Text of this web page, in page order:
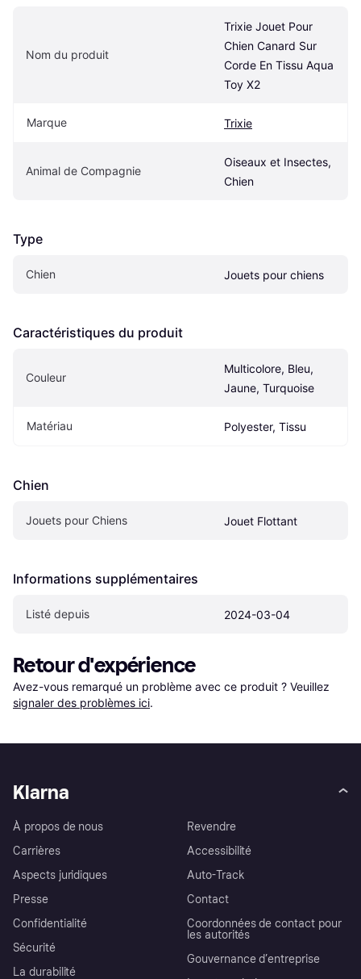
Nom du produit
Trixie Jouet Pour
Chien Canard Sur
Corde En Tissu Aqua
Toy X2
Marque Trixie
Animal de Compagnie
Oiseaux et Insectes,
Chien
Type
Chien Jouets pour chiens
Caractéristiques du produit
Couleur
Multicolore, Bleu,
Jaune, Turquoise
Matériau Polyester, Tissu
Chien
Jouets pour Chiens Jouet Flottant
Informations supplémentaires
Listé depuis 2024-03-04
Retour d'expérience
Avez-vous remarqué un problème avec ce produit ? Veuillez
signaler des problèmes ici.
Klarna
À propos de nous
Carrières
Aspects juridiques
Presse
Confidentialité
Sécurité
La durabilité
Revendre
Accessibilité
Auto-Track
Contact
Coordonnées de contact pour
les autorités
Gouvernance d’entreprise